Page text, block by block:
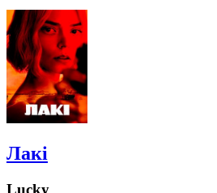
Лакі
Lucky